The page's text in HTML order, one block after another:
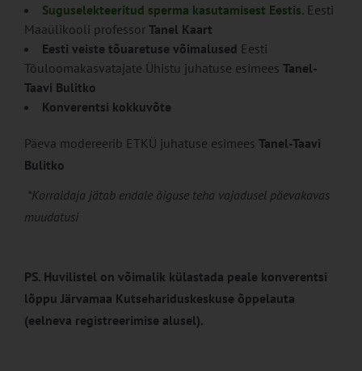
Suguselekteeritud sperma kasutamisest Eestis. Eesti
Maaülikooli professor Tanel Kaart
Eesti veiste tõuaretuse võimalused Eesti
Tõuloomakasvatajate Ühistu juhatuse esimees Tanel-
Taavi Bulitko
Konverentsi kokkuvõte
Päeva modereerib ETKÜ juhatuse esimees Tanel-Taavi
Bulitko
*Korraldaja jätab endale õiguse teha vajadusel päevakavas
muudatusi
PS. Huvilistel on võimalik külastada peale konverentsi
lõppu Järvamaa Kutsehariduskeskuse õppelauta
(eelneva registreerimise alusel).